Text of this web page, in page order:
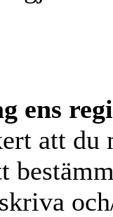
ens
att